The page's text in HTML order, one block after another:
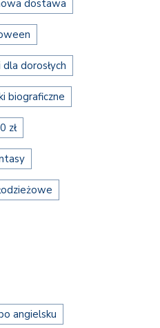
dostawa
dorosłych
biograficzne
zł
angielsku